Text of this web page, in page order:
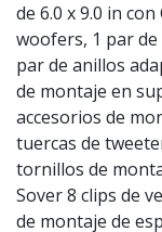
de 6.0 x 9.0 in
woofers, 1 par
par de anillos
de montaje en
accesorios de
tuercas de
tornillos de
Sover 8 clips de
de montaje de